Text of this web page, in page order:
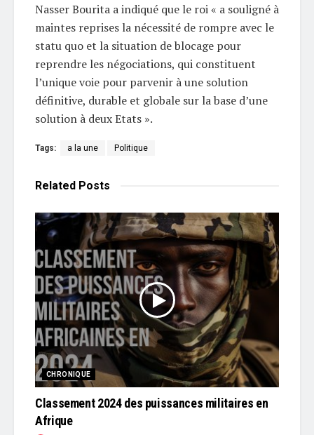
Nasser Bourita a indiqué que le roi « a souligné à
maintes reprises la nécessité de rompre avec le
statu quo et la situation de blocage pour
reprendre les négociations, qui constituent
l’unique voie pour parvenir à une solution
définitive, durable et globale sur la base d’une
solution à deux Etats ».
Tags: a la une Politique
Related Posts
CHRONIQUE
Classement 2024 des puissances militaires en
Afrique